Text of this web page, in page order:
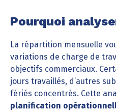
Pourquoi
La répartition mensuelle
variations de charge de
objectifs commerciaux.
jours travaillés, d’autres
fériés concentrés. Cette
planification